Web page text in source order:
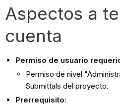
Aspectos a
cuenta
Permiso de usuario
Permiso de nivel
Submittals del proyecto.
Prerrequisito: